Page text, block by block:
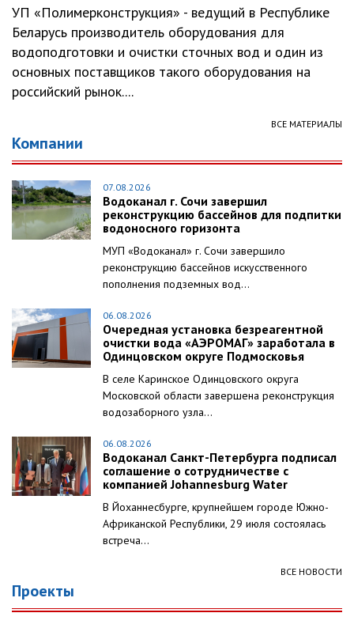
УП «Полимерконструкция» - ведущий в Республике
Беларусь производитель оборудования для
водоподготовки и очистки сточных вод и один из
основных поставщиков такого оборудования на
российский рынок....
ВСЕ МАТЕРИАЛЫ
Компании
07.08.2026
Водоканал г. Сочи завершил
реконструкцию бассейнов для подпитки
водоносного горизонта
МУП «Водоканал» г. Сочи завершило
реконструкцию бассейнов искусственного
пополнения подземных вод...
06.08.2026
Очередная установка безреагентной
очистки вода «АЭРОМАГ» заработала в
Одинцовском округе Подмосковья
В селе Каринское Одинцовского округа
Московской области завершена реконструкция
водозаборного узла...
06.08.2026
Водоканал Санкт-Петербурга подписал
соглашение о сотрудничестве с
компанией Johannesburg Water
В Йоханнесбурге, крупнейшем городе Южно-
Африканской Республики, 29 июля состоялась
встреча...
ВСЕ НОВОСТИ
Проекты